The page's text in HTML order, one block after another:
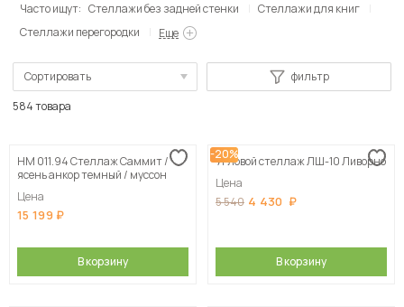
Часто ищут: Стеллажи без задней стенки
Стеллажи для книг
Стеллажи перегородки
Еще
Сортировать
Сначала дорогие
фильтр
584 товара
НМ 011.94 Стеллаж Саммит /
ясень анкор темный / муссон
Цена
15 199
В корзину
-20%
Угловой стеллаж ЛШ-10 Ливорно
Цена
5 540 4 430
В корзину